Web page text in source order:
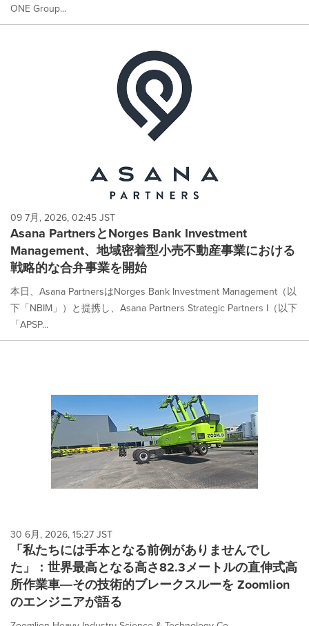
ONE Group...
09 7月, 2026, 02:45 JST
Asana PartnersとNorges Bank Investment
Management、地域密着型小売不動産事業における
戦略的な合弁事業を開始
本日、Asana PartnersはNorges Bank Investment Management（以
下「NBIM」）と提携し、Asana Partners Strategic Partners I（以下
「APSP...
30 6月, 2026, 15:27 JST
「私たちには手本となる前例がありませんでし
た」：世界最高となる高さ82.3メートルの直伸式高
所作業車―その技術的ブレークスルーを Zoomlion
のエンジニアが語る